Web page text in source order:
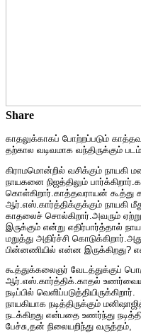
Share
காதலுக்காகப் போற்றப்படும்
தற்கால வடிவமாக வந்திருக்கும்
கிராமமொன்றில் வசிக்கும் நாயகி
நாயகனை நிஜத்திலும்
கொள்கிறார்.காத்தவராயன் கூத்து
ஆர்.எஸ்.கார்த்திக்குக்கும் நாயகி
காதலைச் சொல்கிறார்.அவரும்
இருக்கும் என்று எதிர்பார்த்தால்
மறுத்து அதிர்ச்சி
பின்னணியில் என்ன
கூத்துக்கலைஞர் வேடத்துக்குப்
ஆர்.எஸ்.கார்த்திக்.காதல்
நடிப்பில் வெளிப்படுத்தியிருக்கிறார்.
நாயகியாக நடித்திருக்கும்
நடக்கிறது என்பதை உணர்ந்து
பேச்சு,தன் நிலையறிந்து வருத்தம்,